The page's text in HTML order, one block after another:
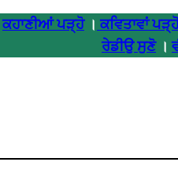
ਕਹਾਣੀਆਂ ਪੜ੍ਹੋ। ਕਵਿਤਾਵਾਂ
ਰੇਡੀਉ ਸੁਣੋ।